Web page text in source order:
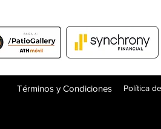
Términos y Condiciones Política